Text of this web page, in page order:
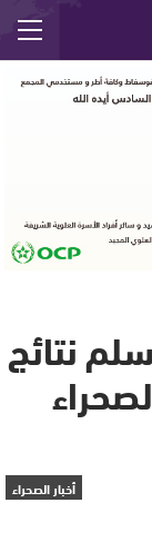
نتائج
أخبار الصحراء